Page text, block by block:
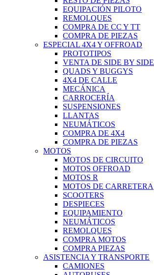
EQUIPACIÓN PILOTO
REMOLQUES
COMPRA DE CC Y TT
COMPRA DE PIEZAS
ESPECIAL 4X4 Y OFFROAD
PROTOTIPOS
VENTA DE SIDE BY SIDE
QUADS Y BUGGYS
4X4 DE CALLE
MECÁNICA
CARROCERÍA
SUSPENSIONES
LLANTAS
NEUMÁTICOS
COMPRA DE 4X4
COMPRA DE PIEZAS
MOTOS
MOTOS DE CIRCUITO
MOTOS OFFROAD
MOTOS R
MOTOS DE CARRETERA
SCOOTERS
DESPIECES
EQUIPAMIENTO
NEUMÁTICOS
REMOLQUES
COMPRA MOTOS
COMPRA PIEZAS
ASISTENCIA Y TRANSPORTE
CAMIONES